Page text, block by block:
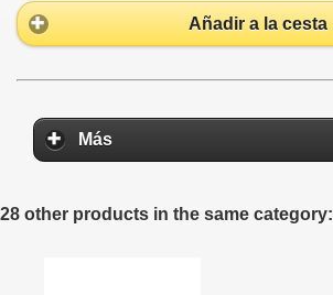
Añadir a la cesta
Más
28 other products in the same category: